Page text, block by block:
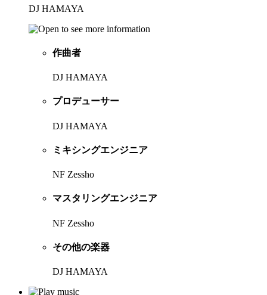
DJ HAMAYA
作曲者
DJ HAMAYA
プロデューサー
DJ HAMAYA
ミキシングエンジニア
NF Zessho
マスタリングエンジニア
NF Zessho
その他の楽器
DJ HAMAYA